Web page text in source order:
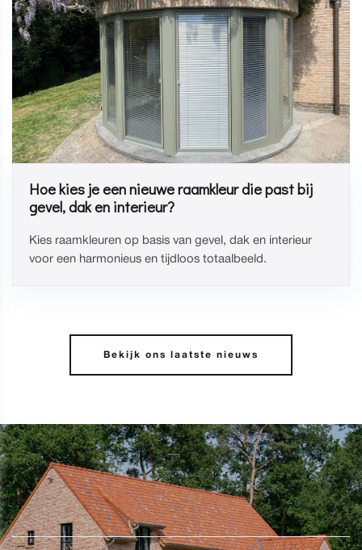
Hoe kies je een nieuwe raamkleur die past bij
gevel, dak en interieur?
Kies raamkleuren op basis van gevel, dak en interieur
voor een harmonieus en tijdloos totaalbeeld.
Bekijk ons laatste nieuws